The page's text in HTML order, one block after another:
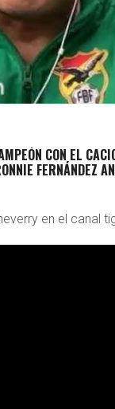
CON EL
FERNÁNDEZ
en el canal